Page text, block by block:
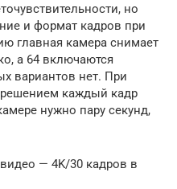
но
и формат кадров при
главная камера снимает
а 64 включаются
вариантов нет. При
каждый кадр
нужно пару секунд,
— 4K/30 кадров в